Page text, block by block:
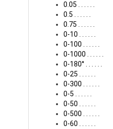
0.05 . . . . . .
0.5 . . . . . .
0.75 . . . . . .
0-10 . . . . . .
0-100 . . . . . .
0-1000 . . . . . .
0-180° . . . . . .
0-25 . . . . . .
0-300 . . . . . .
0-5 . . . . . .
0-50 . . . . . .
0-500 . . . . . .
0-60 . . . . . .